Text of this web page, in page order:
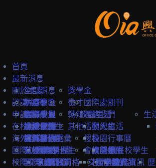
首頁
最新消息
全部消息
防疫專區
國際學生
本地學生
教職員
獎學金
徵才
轉知
其他
關於本處
本處簡介
本處成員
法規彙編
中英雙語詞彙
國際處期刊
聯絡我們
活動紀錄
搜尋
會議記錄
認識中興
選擇中興
認識台灣
認識台中
就學費用
學費
校園生活
興大生活
校園行事曆
校園地圖
校內設施
生
申請中興
境外學位生
身分別
國際學位生
國籍資格
大陸學生
申請資訊
在校境外學生
境外學位生
外國新生
抵台前
外國在校學生
教務資訊
海外教育計畫
交換學生計畫
申請簡章
交換學校資訊
國際訪賓與學人
國際訪賓
國際學人
校際交流合作